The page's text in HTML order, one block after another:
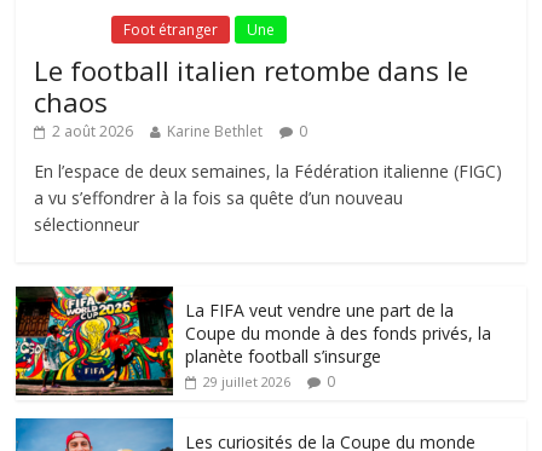
Foot étranger Une
Le football italien retombe dans le
chaos
2 août 2026 Karine Bethlet 0
En l’espace de deux semaines, la Fédération italienne (FIGC)
a vu s’effondrer à la fois sa quête d’un nouveau
sélectionneur
La FIFA veut vendre une part de la
Coupe du monde à des fonds privés, la
planète football s’insurge
29 juillet 2026 0
Les curiosités de la Coupe du monde